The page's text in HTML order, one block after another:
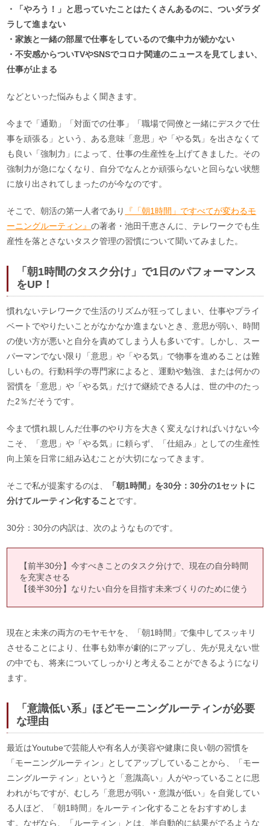
・「やろう！」と思っていたことはたくさんあるのに、ついダラダ
ラして進まない
・家族と一緒の部屋で仕事をしているので集中力が続かない
・不安感からついTVやSNSでコロナ関連のニュースを見てしまい、
仕事が止まる
などといった悩みもよく聞きます。
今まで「通勤」「対面での仕事」「職場で同僚と一緒にデスクで仕
事を頑張る」という、ある意味「意思」や「やる気」を出さなくて
も良い「強制力」によって、仕事の生産性を上げてきました。その
強制力が急になくなり、自分でなんとか頑張らないと回らない状態
に放り出されてしまったのが今なのです。
そこで、朝活の第一人者であり
『「朝1時間」ですべてが変わるモ
ーニングルーティン』の著者・池田千恵さんに、テレワークでも生
産性を落とさないタスク管理の習慣について聞いてみました。
「朝1時間のタスク分け」で1日のパフォーマンス
をUP！
慣れないテレワークで生活のリズムが狂ってしまい、仕事やプライ
ベートでやりたいことがなかなか進まないとき、意思が弱い、時間
の使い方が悪いと自分を責めてしまう人も多いです。しかし、スー
パーマンでない限り「意思」や「やる気」で物事を進めることは難
しいもの。行動科学の専門家によると、運動や勉強、または何かの
習慣を「意思」や「やる気」だけで継続できる人は、世の中のたっ
た2％だそうです。
今まで慣れ親しんだ仕事のやり方を大きく変えなければいけない今
こそ、「意思」や「やる気」に頼らず、「仕組み」としての生産性
向上策を日常に組み込むことが大切になってきます。
そこで私が提案するのは、
「朝1時間」を30分：30分の1セットに
分けてルーティン化することです。
30分：30分の内訳は、次のようなものです。
【前半30分】今すべきことのタスク分けで、現在の自分時間
を充実させる
【後半30分】なりたい自分を目指す未来づくりのために使う
現在と未来の両方のモヤモヤを、「朝1時間」で集中してスッキリ
させることにより、仕事も効率が劇的にアップし、先が見えない世
の中でも、将来についてしっかりと考えることができるようになり
ます。
「意識低い系」ほどモーニングルーティンが必要
な理由
最近はYoutubeで芸能人や有名人が美容や健康に良い朝の習慣を
「モーニングルーティン」としてアップしていることから、「モー
ニングルーティン」というと「意識高い」人がやっていることに思
われがちですが、むしろ「意思が弱い・意識が低い」を自覚してい
る人ほど、「朝1時間」をルーティン化することをおすすめしま
す。なぜなら、「ルーティン」とは、半自動的に結果がでるような